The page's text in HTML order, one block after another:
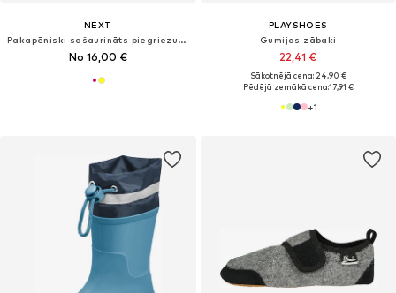
NEXT
Pakapēniski sašaurināts piegriezums Funkcionālas bikses
No 16,00 €
PLAYSHOES
Gumijas zābaki
22,41 €
Sākotnējā cena: 24,90 €
Pēdējā zemākā cena:17,91 €
+1